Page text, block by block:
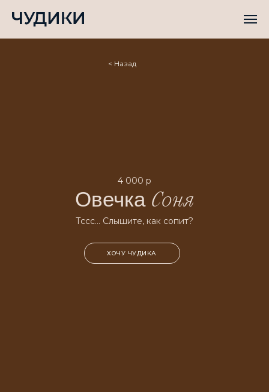
Тссс… Слышите, как сопит?
ХОЧУ ЧУДИКА
Овечка Соня
4 000 р
< Назад